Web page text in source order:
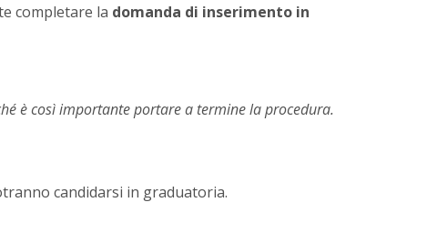
completare la domanda di inserimento in
è così importante portare a termine la procedura.
candidarsi in graduatoria.